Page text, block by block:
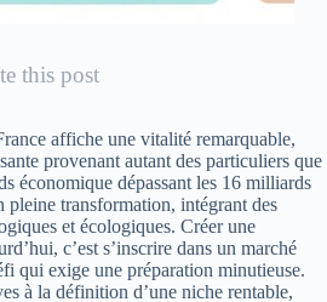
this post
affiche une vitalité remarquable,
provenant autant des particuliers que
économique dépassant les 16 milliards
pleine transformation, intégrant des
et écologiques. Créer une
c’est s’inscrire dans un marché
qui exige une préparation minutieuse.
à la définition d’une niche rentable,